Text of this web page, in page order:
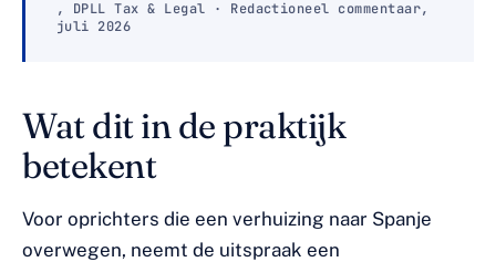
, DPLL Tax & Legal · Redactioneel commentaar,
juli 2026
Wat dit in de praktijk
betekent
Voor oprichters die een verhuizing naar Spanje
overwegen, neemt de uitspraak een